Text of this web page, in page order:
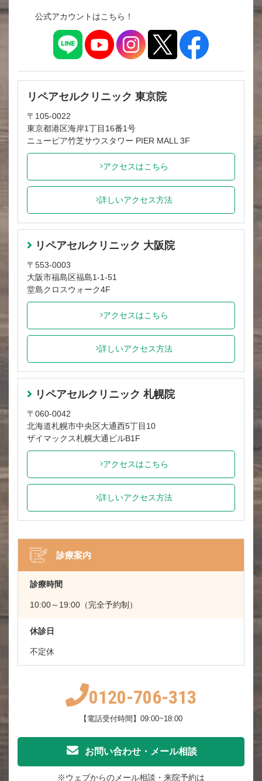
公式アカウントはこちら！
リペアセルクリニック 東京院
〒105-0022
東京都港区海岸1丁目16番1号
ニューピア竹芝サウスタワー PIER MALL 3F
アクセスはこちら
詳しいアクセス方法
リペアセルクリニック 大阪院
〒553-0003
大阪市福島区福島1-1-51
堂島クロスウォーク4F
アクセスはこちら
詳しいアクセス方法
リペアセルクリニック 札幌院
〒060-0042
北海道札幌市中央区大通西5丁目10
ザイマックス札幌大通ビルB1F
アクセスはこちら
詳しいアクセス方法
診療案内
診療時間
10:00～19:00（完全予約制）
休診日
不定休
0120-706-313
【電話受付時間】09:00~18:00
お問い合わせ・メール相談
※ウェブからのメール相談・来院予約は